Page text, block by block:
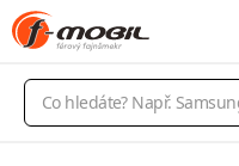
Vyhledávání